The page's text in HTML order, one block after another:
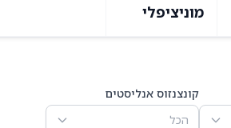
מוניציפלי
קונצנזוס אנליסטים
הכל